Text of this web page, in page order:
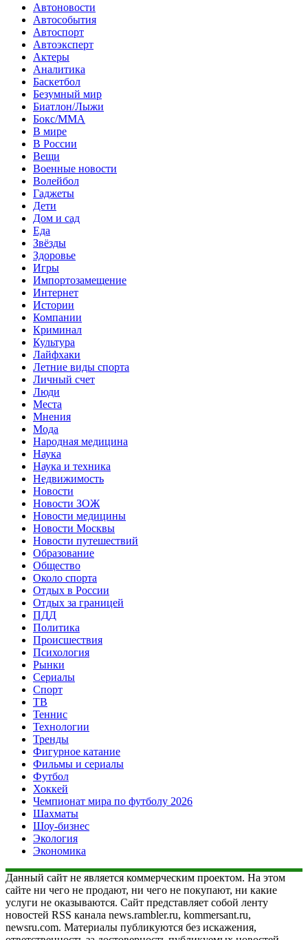
Автоновости
Автособытия
Автоспорт
Автоэксперт
Актеры
Аналитика
Баскетбол
Безумный мир
Биатлон/Лыжи
Бокс/MMA
В мире
В России
Вещи
Военные новости
Волейбол
Гаджеты
Дети
Дом и сад
Еда
Звёзды
Здоровье
Игры
Импортозамещение
Интернет
Истории
Компании
Криминал
Культура
Лайфхаки
Летние виды спорта
Личный счет
Люди
Места
Мнения
Мода
Народная медицина
Наука
Наука и техника
Недвижимость
Новости
Новости ЗОЖ
Новости медицины
Новости Москвы
Новости путешествий
Образование
Общество
Около спорта
Отдых в России
Отдых за границей
ПДД
Политика
Происшествия
Психология
Рынки
Сериалы
Спорт
ТВ
Теннис
Технологии
Тренды
Фигурное катание
Фильмы и сериалы
Футбол
Хоккей
Чемпионат мира по футболу 2026
Шахматы
Шоу-бизнес
Экология
Экономика
Данный сайт не является коммерческим проектом. На этом
сайте ни чего не продают, ни чего не покупают, ни какие
услуги не оказываются. Сайт представляет собой ленту
новостей RSS канала news.rambler.ru, kommersant.ru,
newsru.com. Материалы публикуются без искажения,